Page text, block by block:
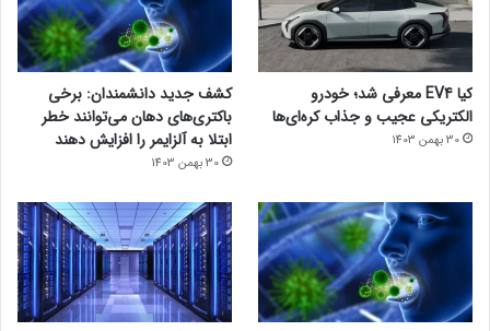
کیا EV4 معرفی شد؛ خودرو
الکتریکی عجیب و جذاب کره‌ای‌ها
30 بهمن 1403
کشف جدید دانشمندان: برخی
باکتری‌های دهان می‌توانند خطر
ابتلا به آلزایمر را افزایش دهند
30 بهمن 1403